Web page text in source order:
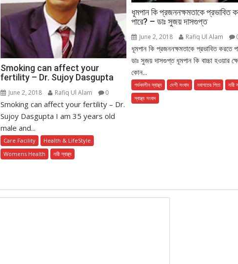
Smoking can affect your
fertility – Dr. Sujoy Dasgupta
June 2, 2018 Rafiq Ul Alam 0
Smoking can affect your fertility – Dr.
Sujoy Dasgupta I am 35 years old
male and...
Care Facility
Health & LifeStyle
Womens Health
নারী স্বাস্থ্য
ধূমপান কি প্রজননক্ষমতাকে প্রভাবিত
পারে? – ডাঃ সুজয় দাসগুপ্ত
June 2, 2018 Rafiq Ul Alam
ধূমপান কি প্রজননক্ষমতাকে প্রভাবিত করতে
ডাঃ সুজয় দাসগুপ্ত ধূমপান কি বাচ্চা হওয়ার
কোন...
গর্ভকালীন স্বাস্থ্য দেশী সংবাদ নবাগতের পিতা
নারী
স্বাস্থ্য সংবাদ